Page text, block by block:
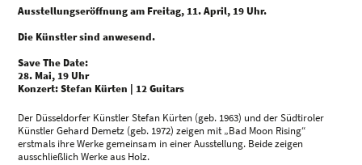
Ausstellungseröffnung am Freitag, 11. April, 19 Uhr.
Die Künstler sind anwesend.
Save The Date:
28. Mai, 19 Uhr
Konzert: Stefan Kürten | 12 Guitars
Der Düsseldorfer Künstler Stefan Kürten (geb. 1963) und der Südtiroler
Künstler Gehard Demetz (geb. 1972) zeigen mit „Bad Moon Rising“
erstmals ihre Werke gemeinsam in einer Ausstellung. Beide zeigen
ausschließlich Werke aus Holz.